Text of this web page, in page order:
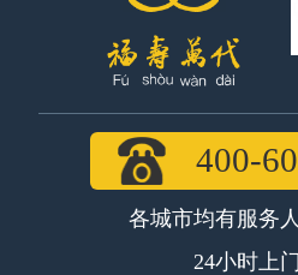
400-
各城市均有服务
24小时上